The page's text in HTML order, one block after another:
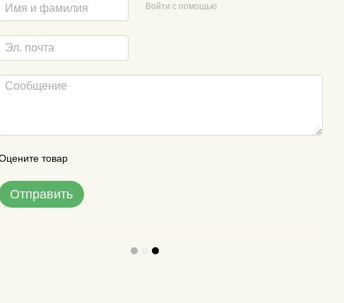
Войти с помощью
товар
Отправить